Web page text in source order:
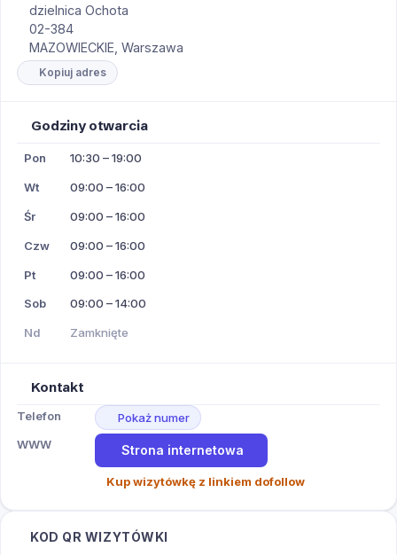
dzielnica Ochota
02-384
MAZOWIECKIE, Warszawa
Kopiuj adres
Godziny otwarcia
Pon 10:30 – 19:00
Wt 09:00 – 16:00
Śr 09:00 – 16:00
Czw 09:00 – 16:00
Pt 09:00 – 16:00
Sob 09:00 – 14:00
Nd Zamknięte
Kontakt
Telefon
Pokaż numer
WWW
Strona internetowa
Kup wizytówkę z linkiem dofollow
KOD QR WIZYTÓWKI